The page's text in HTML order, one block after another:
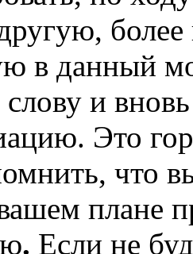
в данный
слову и
Это
что
плане
. Если не